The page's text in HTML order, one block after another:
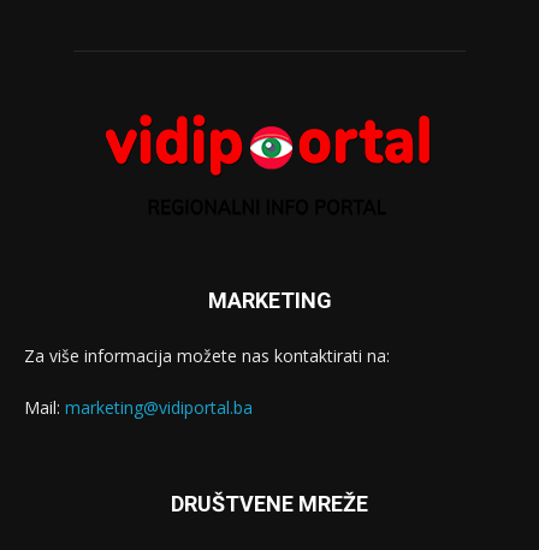
MARKETING
Za više informacija možete nas kontaktirati na:
Mail: marketing@vidiportal.ba
DRUŠTVENE MREŽE